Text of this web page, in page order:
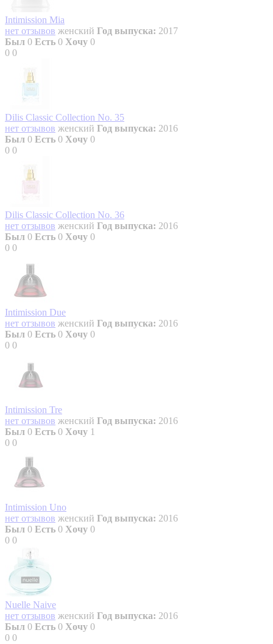
Intimission Mia
нет отзывов женский Год выпуска: 2017
Был 0 Есть 0 Хочу 0
0 0
Dilis Classic Collection No. 35
нет отзывов женский Год выпуска: 2016
Был 0 Есть 0 Хочу 0
0 0
Dilis Classic Collection No. 36
нет отзывов женский Год выпуска: 2016
Был 0 Есть 0 Хочу 0
0 0
Intimission Due
нет отзывов женский Год выпуска: 2016
Был 0 Есть 0 Хочу 0
0 0
Intimission Tre
нет отзывов женский Год выпуска: 2016
Был 0 Есть 0 Хочу 1
0 0
Intimission Uno
нет отзывов женский Год выпуска: 2016
Был 0 Есть 0 Хочу 0
0 0
Nuelle Naive
нет отзывов женский Год выпуска: 2016
Был 0 Есть 0 Хочу 0
0 0